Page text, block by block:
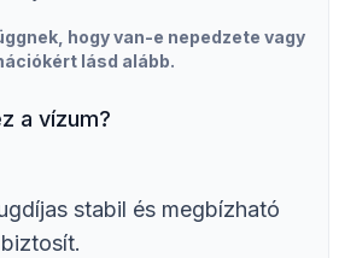
hogy van-e nepedzete vagy
lásd alább.
a vízum?
stabil és megbízható